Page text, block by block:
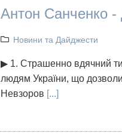
Антон Санченко -
Новини та Дайджести
▶ 1. Страшенно вдячний
людям України, що
Невзоров [...]